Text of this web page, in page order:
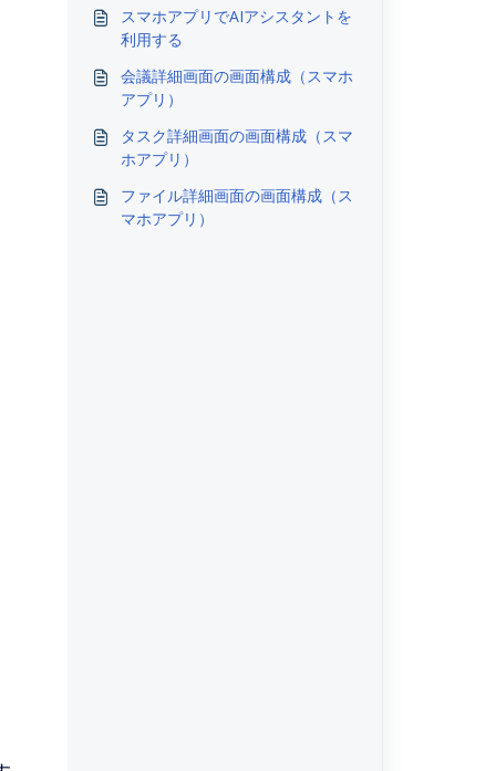
スマホアプリでAIアシスタントを
利用する
会議詳細画面の画面構成（スマホ
アプリ）
タスク詳細画面の画面構成（スマ
ホアプリ）
ファイル詳細画面の画面構成（ス
マホアプリ）